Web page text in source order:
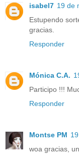
isabel7 19 de
Estupendo
gracias.
Responder
Mónica C.A.
Participo !!!
Responder
Montse PM
woa gracias,